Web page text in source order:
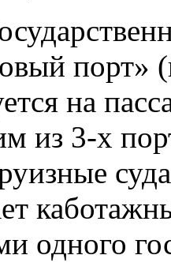
порт»
на
из 3-х
одного